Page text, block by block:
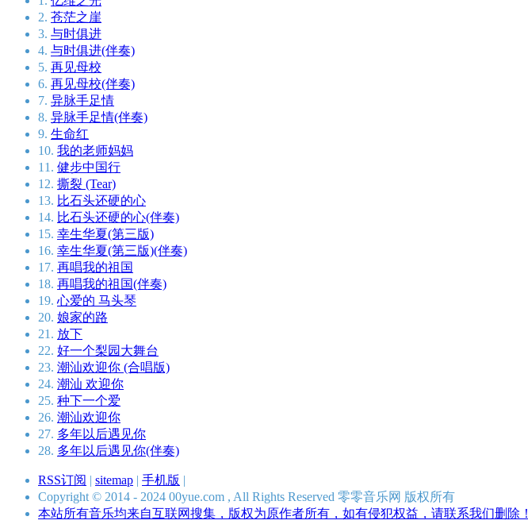
2. 苍茫之崖
3. 与时俱进
4. 与时俱进(伴奏)
5. 再见母校
6. 再见母校(伴奏)
7. 异脉手足情
8. 异脉手足情(伴奏)
9. 生命红
10. 我的老师妈妈
11. 健步中国行
12. 撕裂 (Tear)
13. 比石头还硬的心
14. 比石头还硬的心(伴奏)
15. 幸生华夏(第三版)
16. 幸生华夏(第三版)(伴奏)
17. 再唱我的祖国
18. 再唱我的祖国(伴奏)
19. 心爱的 马头琴
20. 娘家的路
21. 放下
22. 好一个梨园大舞台
23. 潮汕欢迎你 (合唱版)
24. 潮汕 欢迎你
25. 种下一个爱
26. 潮汕欢迎你
27. 多年以后遇见你
28. 多年以后遇见你(伴奏)
RSS订阅 | sitemap | 手机版 |
Copyright © 2014 - 2024 00yue.com , All Rights Reserved 零零音乐网 版权所有
本站所有音乐均来自互联网搜集，版权为原作者所有，如有侵犯权益，请联系我们删除！